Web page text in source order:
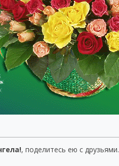
, поделитесь ею с друзьями.